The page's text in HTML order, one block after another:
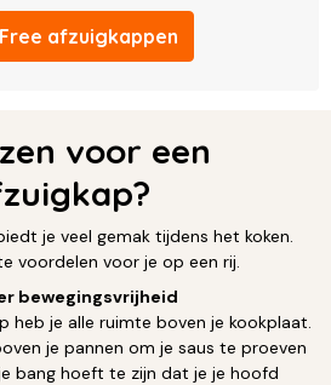
afzuigkappen
voor een
je veel gemak tijdens het koken.
voordelen voor je op een rij.
bewegingsvrijheid
heb je alle ruimte boven je kookplaat.
je pannen om je saus te proeven
bang hoeft te zijn dat je je hoofd